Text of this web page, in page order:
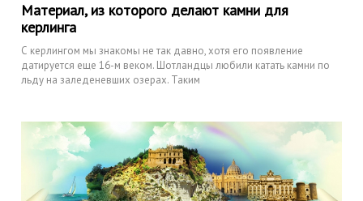
Материал, из которого делают камни для
керлинга
С керлингом мы знакомы не так давно, хотя его появление
датируется еще 16-м веком. Шотландцы любили катать камни по
льду на заледеневших озерах. Таким